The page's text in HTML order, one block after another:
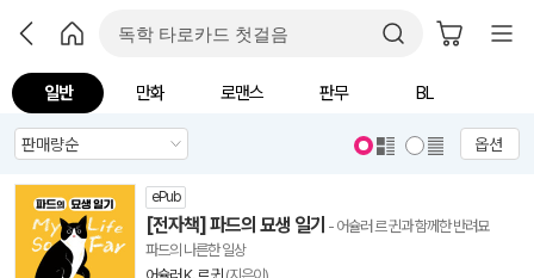
일반 만화 로맨스 판무 BL
옵션
ePub
[전자책] 파드의 묘생 일기 - 어슐러 르 귄과 함께한 반려묘
파드의 나른한 일상